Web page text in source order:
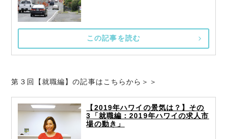
この記事を読む
第３回【就職編】の記事はこちらから＞＞
【2019年ハワイの景気は？】その
3「就職編：2019年ハワイの求人市
場の動き」